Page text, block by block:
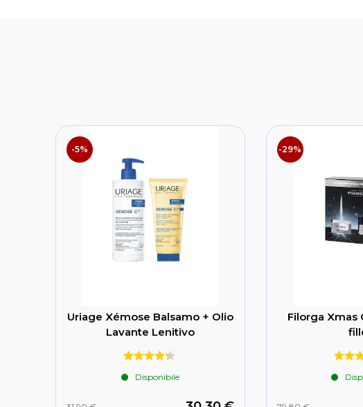
-5%
Uriage Xémose Balsamo + Olio
Lavante Lenitivo
Disponibile
-29%
Filorga Xmas